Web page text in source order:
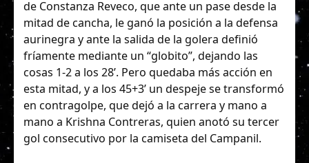
de Constanza Reveco, que ante un pase desde la
mitad de cancha, le ganó la posición a la defensa
aurinegra y ante la salida de la golera definió
fríamente mediante un “globito”, dejando las
cosas 1-2 a los 28’. Pero quedaba más acción en
esta mitad, y a los 45+3’ un despeje se transformó
en contragolpe, que dejó a la carrera y mano a
mano a Krishna Contreras, quien anotó su tercer
gol consecutivo por la camiseta del Campanil.